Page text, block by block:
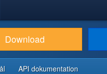
Download
API dokumentation